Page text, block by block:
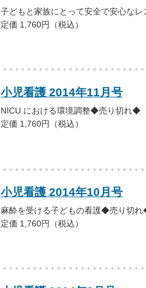
子どもと家族にとって安全で安心な
定価 1,760円（税込）
小児看護 2014年11月号
NICU における環境調整◆売り切れ◆
定価 1,760円（税込）
小児看護 2014年10月号
麻酔を受ける子どもの看護◆売り切
定価 1,760円（税込）